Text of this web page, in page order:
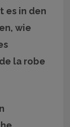
es in den
wie
la robe